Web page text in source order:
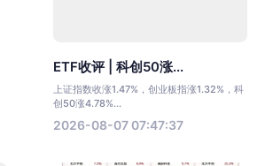
ETF收评 | 科创50涨...
上证指数收涨1.47%，创业板指涨1.32%，科
创50涨4.78%...
2026-08-07 07:47:37